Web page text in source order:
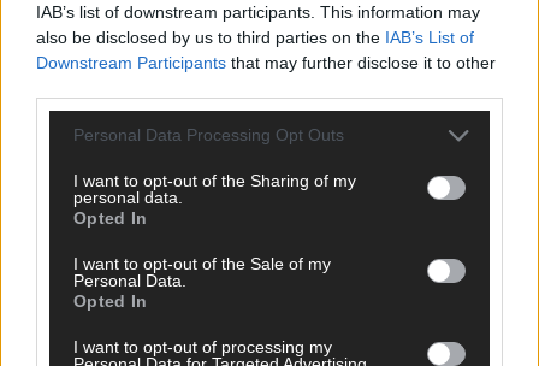
IAB’s list of downstream participants. This information may
also be disclosed by us to third parties on the IAB’s List of
Downstream Participants that may further disclose it to other
Personal Data Processing Opt Outs
I want to opt-out of the Sharing of my
personal data.
Opted In
I want to opt-out of the Sale of my
Personal Data.
Opted In
I want to opt-out of processing my
DIREKT ZUM THEMA
Politik & Co
Money Matters
Brainpower